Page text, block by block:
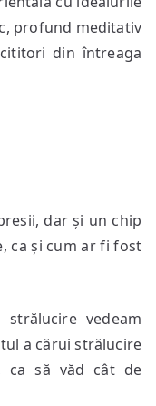
profund meditativ
din întreaga
dar și un chip
ca și cum ar fi fost
vedeam
a cărui strălucire
ca să văd cât de